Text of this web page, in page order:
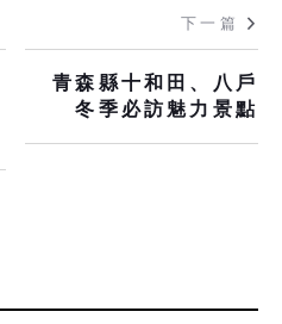
下一篇
青森縣十和田、八戶
冬季必訪魅力景點